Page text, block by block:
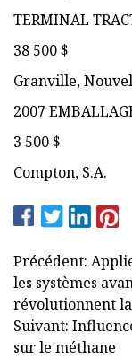
TERMINAL
38 500 $
Granville,
2007
3 500 $
Compton, S.A.
Précédent:
les systèmes
révolutionnent
Suivant:
sur le méthane